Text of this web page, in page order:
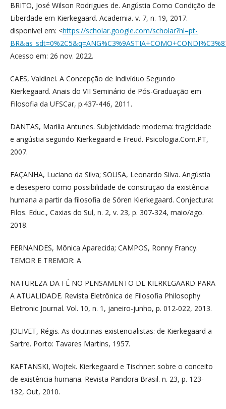
BRITO, José Wilson Rodrigues de. Angústia Como Condição de
Liberdade em Kierkegaard. Academia. v. 7, n. 19, 2017.
disponível em: <https://scholar.google.com/scholar?hl=pt-
Acesso em: 26 nov. 2022.
CAES, Valdinei. A Concepção de Indivíduo Segundo
Kierkegaard. Anais do VII Seminário de Pós-Graduação em
Filosofia da UFSCar, p.437-446, 2011.
DANTAS, Marilia Antunes. Subjetividade moderna: tragicidade
e angústia segundo Kierkegaard e Freud. Psicologia.Com.PT,
2007.
FAÇANHA, Luciano da Silva; SOUSA, Leonardo Silva. Angústia
e desespero como possibilidade de construção da existência
humana a partir da filosofia de Sören Kierkegaard. Conjectura:
Filos. Educ., Caxias do Sul, n. 2, v. 23, p. 307-324, maio/ago.
2018.
FERNANDES, Mônica Aparecida; CAMPOS, Ronny Francy.
TEMOR E TREMOR: A
NATUREZA DA FÉ NO PENSAMENTO DE KIERKEGAARD PARA
A ATUALIDADE. Revista Eletrônica de Filosofia Philosophy
Eletronic Journal. Vol. 10, n. 1, janeiro-junho, p. 012-022, 2013.
JOLIVET, Régis. As doutrinas existencialistas: de Kierkegaard a
Sartre. Porto: Tavares Martins, 1957.
KAFTANSKI, Wojtek. Kierkegaard e Tischner: sobre o conceito
de existência humana. Revista Pandora Brasil. n. 23, p. 123-
132, Out, 2010.